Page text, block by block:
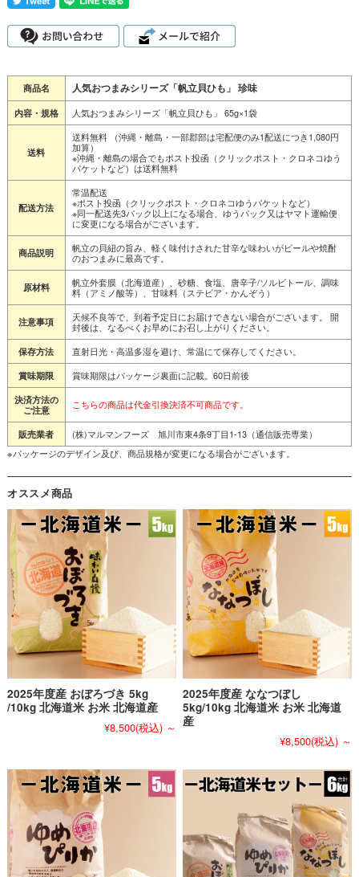
商品名 人気おつまみシリーズ「帆立貝ひも」 珍味
内容・規格 人気おつまみシリーズ「帆立貝ひも」 65g×1袋
送料
送料無料 （沖縄・離島・一部郡部は宅配便のみ1配送につき1,080円
加算）
※沖縄・離島の場合でもポスト投函（クリックポスト・クロネコゆう
パケットなど）は送料無料
配送方法
常温配送
※ポスト投函（クリックポスト・クロネコゆうパケットなど）
※同一配送先3パック以上になる場合、ゆうパック又はヤマト運輸便
に変更になる場合がございます。
商品説明
帆立の貝紐の旨み、軽く味付けされた甘辛な味わいがビールや焼酎
のおつまみに最高です。
原材料
帆立外套膜（北海道産）、砂糖、食塩、唐辛子/ソルビトール、調味
料（アミノ酸等）、甘味料（ステビア・かんぞう）
注意事項
天候不良等で、到着予定日にお届けできない場合がございます。 開
封後は、なるべくお早めにお召し上がりください。
保存方法 直射日光・高温多湿を避け、常温にて保存してください。
賞味期限 賞味期限はパッケージ裏面に記載。60日前後
決済方法の
ご注意
こちらの商品は代金引換決済不可商品です。
販売業者
(株)マルマンフーズ 旭川市東4条9丁目1-13（通信販売専業）
※パッケージのデザイン及び、商品規格が変更になる場合がございます。
オススメ商品
2025年度産 おぼろづき 5kg
/10kg 北海道米 お米 北海道産
¥8,500(税込) ～
2025年度産 ななつぼし
5kg/10kg 北海道米 お米 北海道
産
¥8,500(税込) ～